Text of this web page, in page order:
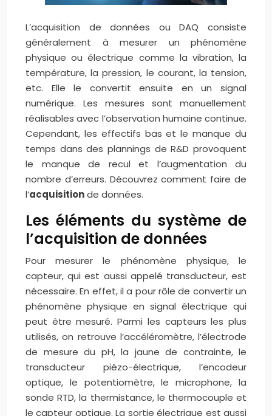
L’acquisition de données ou DAQ consiste
généralement à mesurer un phénomène
physique ou électrique comme la vibration, la
température, la pression, le courant, la tension,
etc. Elle le convertit ensuite en un signal
numérique. Les mesures sont manuellement
réalisables avec l’observation humaine continue.
Cependant, les effectifs bas et le manque du
temps dans des plannings de R&D provoquent
le manque de recul et l’augmentation du
nombre d’erreurs. Découvrez comment faire de
l’acquisitionde données.
Les éléments du système de
l’acquisition de données
Pour mesurer le phénomène physique, le
capteur, qui est aussi appelé transducteur, est
nécessaire. En effet, il a pour rôle de convertir un
phénomène physique en signal électrique qui
peut être mesuré. Parmi les capteurs les plus
utilisés, on retrouve l’accéléromètre, l’électrode
de mesure du pH, la jaune de contrainte, le
transducteur piézo-électrique, l’encodeur
optique, le potentiomètre, le microphone, la
sonde RTD, la thermistance, le thermocouple et
le capteur optique. La sortie électrique est aussi